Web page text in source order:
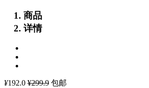
商品
详情
¥192.0 ¥299.9 包邮